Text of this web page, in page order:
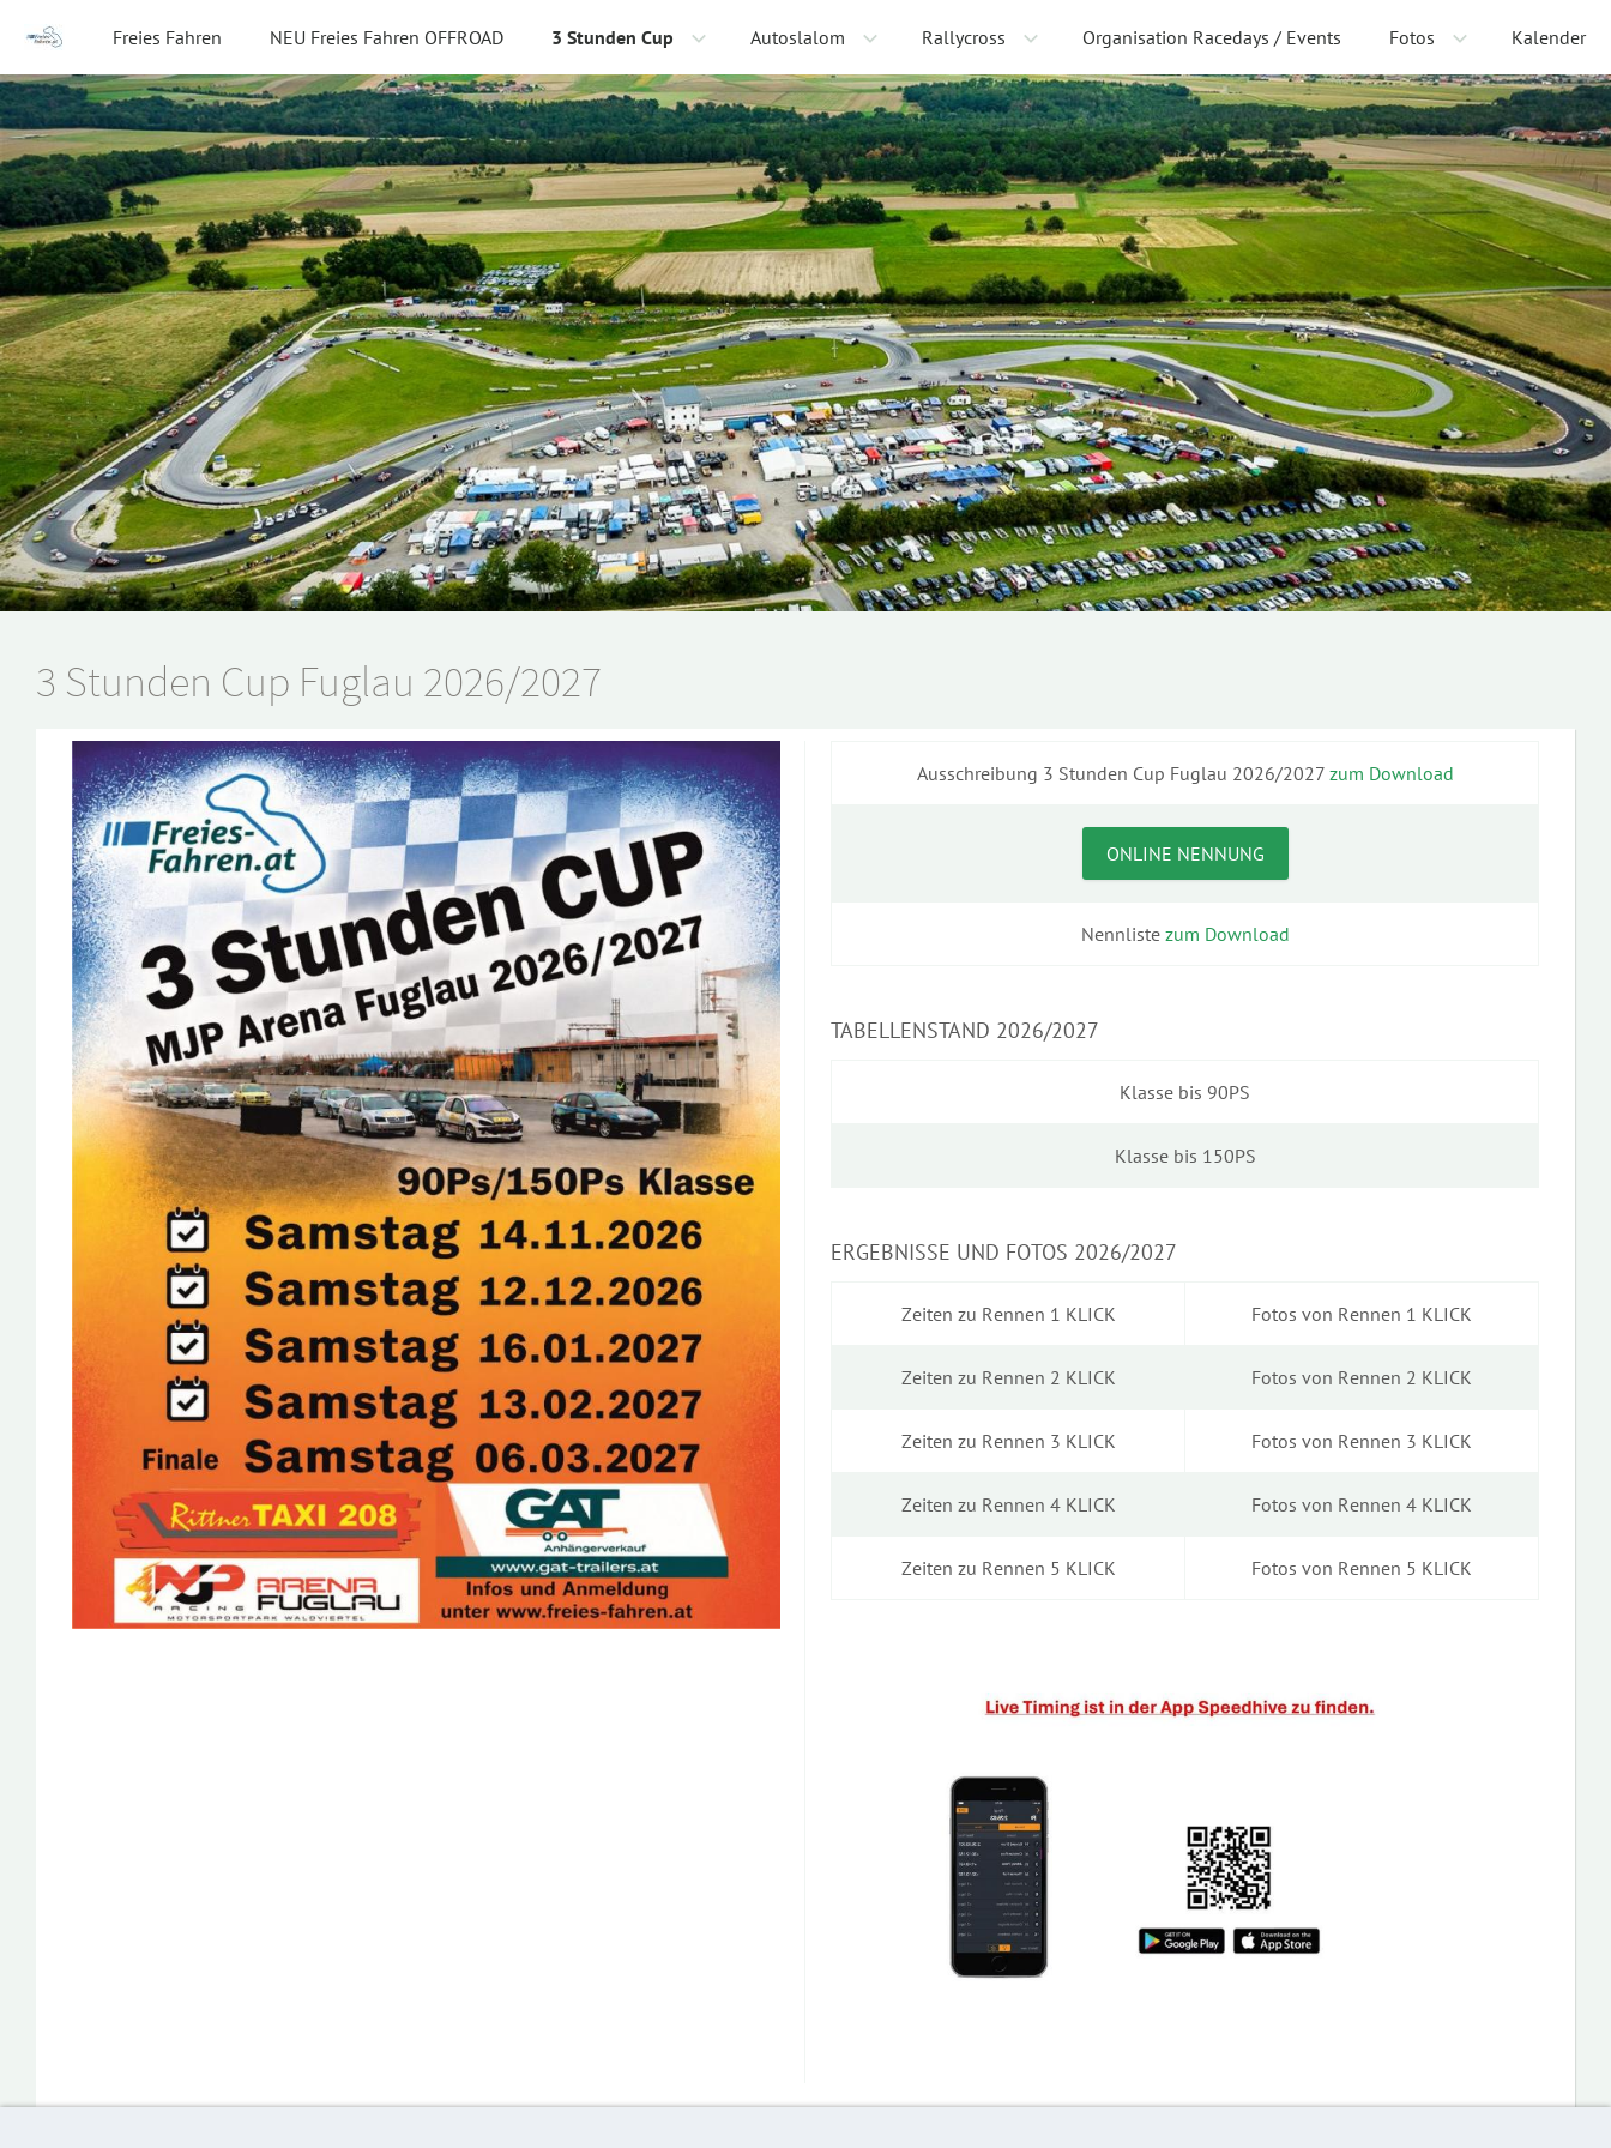
Freies Fahren NEU Freies Fahren OFFROAD 3 Stunden Cup Autoslalom Rallycross Organisation Racedays / Events Fotos Kalender
3 Stunden Cup Fuglau 2026/2027
Ausschreibung 3 Stunden Cup Fuglau 2026/2027 zum Download
ONLINE NENNUNG
Nennliste zum Download
TABELLENSTAND 2026/2027
Klasse bis 90PS
Klasse bis 150PS
ERGEBNISSE UND FOTOS 2026/2027
Zeiten zu Rennen 1 KLICK Fotos von Rennen 1 KLICK
Zeiten zu Rennen 2 KLICK Fotos von Rennen 2 KLICK
Zeiten zu Rennen 3 KLICK Fotos von Rennen 3 KLICK
Zeiten zu Rennen 4 KLICK Fotos von Rennen 4 KLICK
Zeiten zu Rennen 5 KLICK Fotos von Rennen 5 KLICK